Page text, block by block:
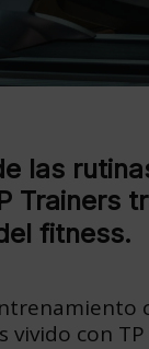
las
Trainers
fitness.
vivido con